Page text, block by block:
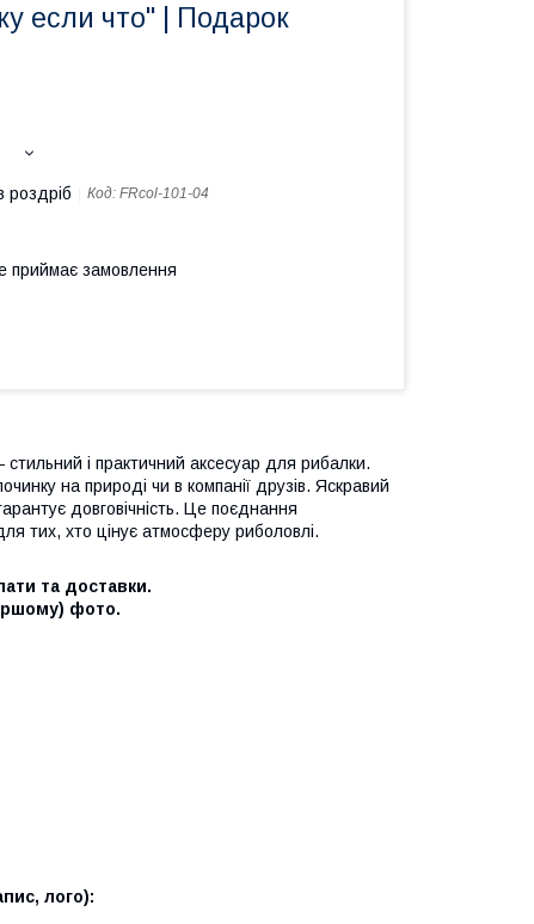
если что" | Подарок
роздріб Код: FRcol-101-04
приймає замовлення
і практичний аксесуар для рибалки.
на природі чи в компанії друзів. Яскравий
довговічність. Це поєднання
тих, хто цінує атмосферу риболовлі.
та доставки.
фото.
лого):